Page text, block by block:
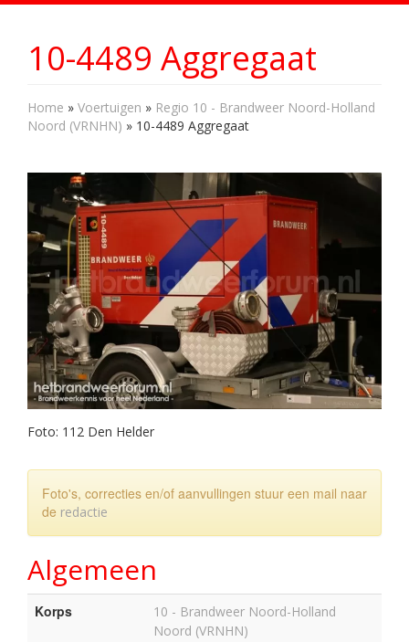
10-4489 Aggregaat
Home » Voertuigen » Regio 10 - Brandweer Noord-Holland
Noord (VRNHN) » 10-4489 Aggregaat
Foto: 112 Den Helder
Foto's, correcties en/of aanvullingen stuur een mail naar
de redactie
Algemeen
Korps
10 - Brandweer Noord-Holland
Noord (VRNHN)